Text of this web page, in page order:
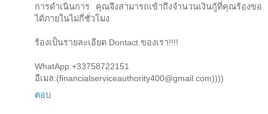
การดำเนินการ คุณจึงสามารถเข้าถึงจำนวนเงินกู้ที่คุณร้องขอ
ได้ภายในไม่กี่ชั่วโมง
ร้องเป็นรายละเอียด Dontact ของเรา!!!!
WhatApp:+33758722151
อีเมล:(financialserviceauthority400@gmail.com))))
ตอบ